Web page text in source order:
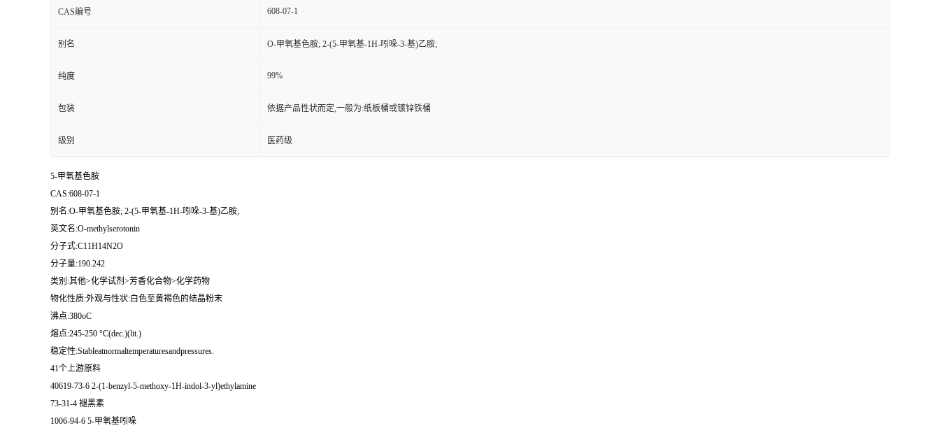
CAS编号 608-07-1
别名 O-甲氧基色胺; 2-(5-甲氧基-1H-吲哚-3-基)乙胺;
纯度 99%
包装 依据产品性状而定,一般为:纸板桶或镀锌铁桶
级别 医药级
5-甲氧基色胺
CAS:608-07-1
别名:O-甲氧基色胺; 2-(5-甲氧基-1H-吲哚-3-基)乙胺;
英文名:O-methylserotonin
分子式:C11H14N2O
分子量:190.242
类别:其他>化学试剂>芳香化合物>化学药物
物化性质:外观与性状:白色至黄褐色的结晶粉末
沸点:380oC
熔点:245-250 °C(dec.)(lit.)
稳定性:Stableatnormaltemperaturesandpressures.
41个上游原料
40619-73-6 2-(1-benzyl-5-methoxy-1H-indol-3-yl)ethylamine
73-31-4 褪黑素
1006-94-6 5-甲氧基吲哚